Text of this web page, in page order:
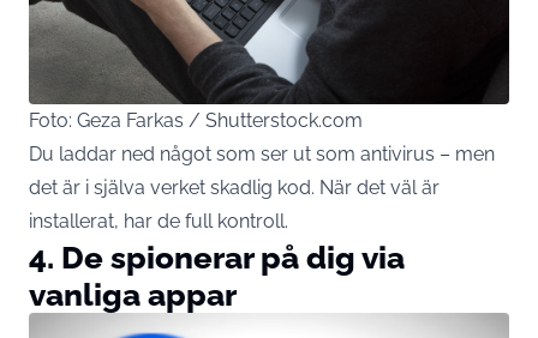
Foto: Geza Farkas / Shutterstock.com
Du laddar ned något som ser ut som antivirus – men
det är i själva verket skadlig kod. När det väl är
installerat, har de full kontroll.
4. De spionerar på dig via
vanliga appar